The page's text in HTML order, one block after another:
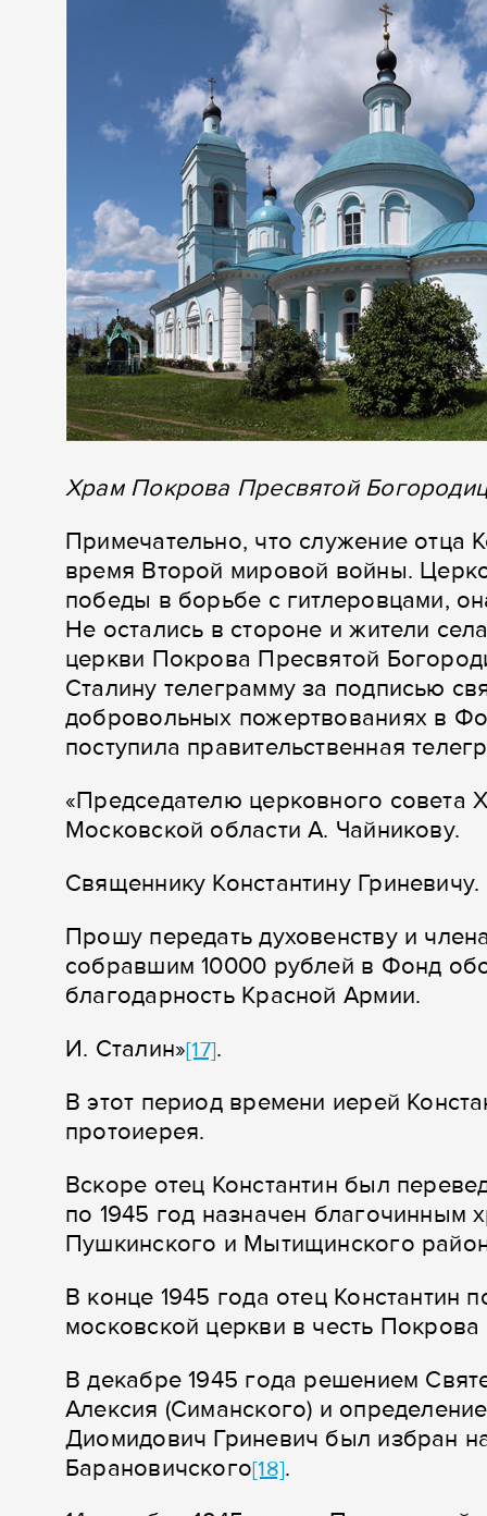
Храм Покрова Пресвятой
Примечательно, что служение отца
время Второй мировой войны.
победы в борьбе с гитлеровцами,
Не остались в стороне и жители
церкви Покрова Пресвятой
Сталину телеграмму за подписью
добровольных пожертвованиях в
поступила правительственная
«Председателю церковного
Московской области А. Чайникову.
Священнику Константину Гриневичу.
Прошу передать духовенству и
собравшим 10000 рублей в Фонд
благодарность Красной Армии.
И. Сталин»[17].
В этот период времени иерей
протоиерея.
Вскоре отец Константин был
по 1945 год назначен благочинным
Пушкинского и Мытищинского
В конце 1945 года отец Константин
московской церкви в честь
В декабре 1945 года решением
Алексия (Симанского) и
Диомидович Гриневич был избран
Барановичского[18].